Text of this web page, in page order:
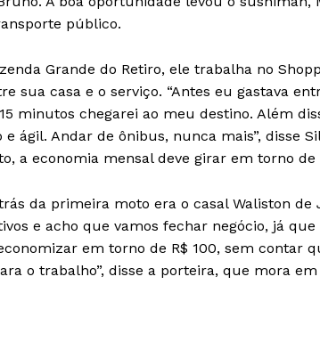
público.
Grande do Retiro, ele trabalha no
sua casa e o serviço. “Antes eu gastava
minutos chegarei ao meu destino. Além
ágil. Andar de ônibus, nunca mais”, disse
a economia mensal deve girar em torno de
da primeira moto era o casal Waliston de
e acho que vamos fechar negócio, já
em torno de R$ 100, sem contar
o trabalho”, disse a porteira, que mora